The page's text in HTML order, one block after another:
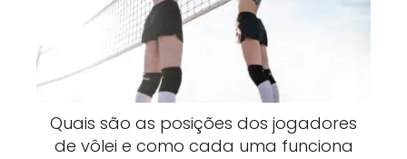
Quais são as posições dos jogadores
de vôlei e como cada uma funciona